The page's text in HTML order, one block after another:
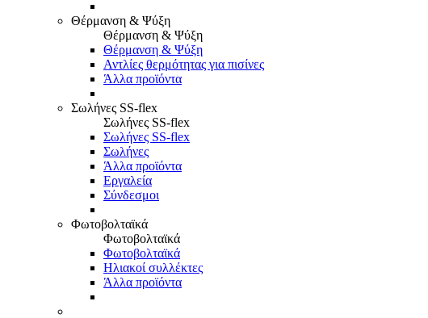
Θέρμανση & Ψύξη
Θέρμανση & Ψύξη
Θέρμανση & Ψύξη
Αντλίες θερμότητας για πισίνες
Άλλα προϊόντα
Σωλήνες SS-flex
Σωλήνες SS-flex
Σωλήνες SS-flex
Σωλήνες
Άλλα προϊόντα
Εργαλεία
Σύνδεσμοι
Φωτοβολταϊκά
Φωτοβολταϊκά
Φωτοβολταϊκά
Ηλιακοί συλλέκτες
Άλλα προϊόντα